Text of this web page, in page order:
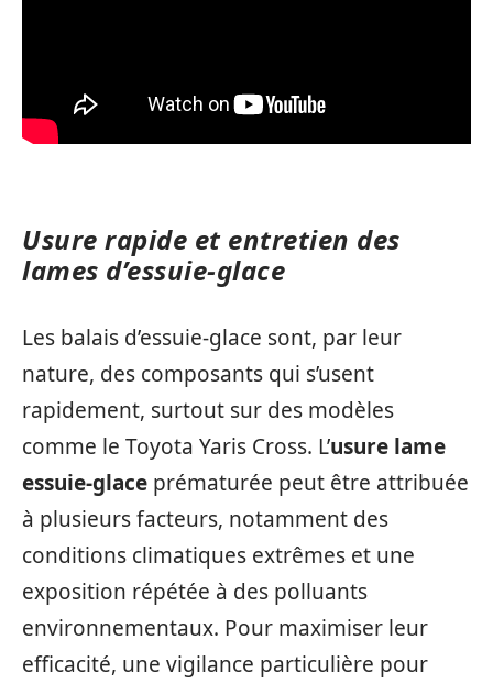
Usure rapide et entretien des
lames d’essuie-glace
Les balais d’essuie-glace sont, par leur
nature, des composants qui s’usent
rapidement, surtout sur des modèles
comme le Toyota Yaris Cross. L’usure lame
essuie-glace prématurée peut être attribuée
à plusieurs facteurs, notamment des
conditions climatiques extrêmes et une
exposition répétée à des polluants
environnementaux. Pour maximiser leur
efficacité, une vigilance particulière pour